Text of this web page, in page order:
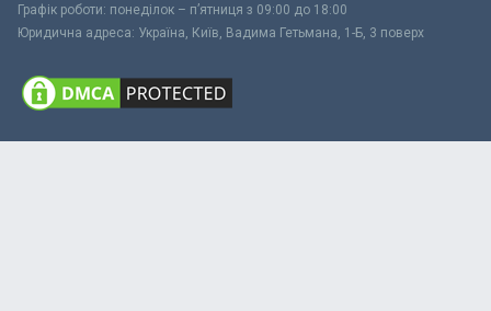
Графік роботи: понеділок – п’ятниця з 09:00 до 18:00
Юридична адреса: Україна, Київ, Вадима Гетьмана, 1-Б, 3 поверх